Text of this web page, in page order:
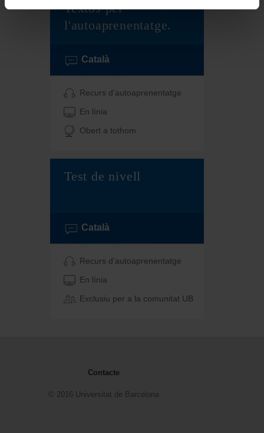
Textos per
l'autoaprenentatge.
Català
Recurs d'autoaprenentatge
En línia
Obert a tothom
Test de nivell
Català
Recurs d'autoaprenentatge
En línia
Exclusiu per a la comunitat UB
Contacte
© 2016 Universitat de Barcelona